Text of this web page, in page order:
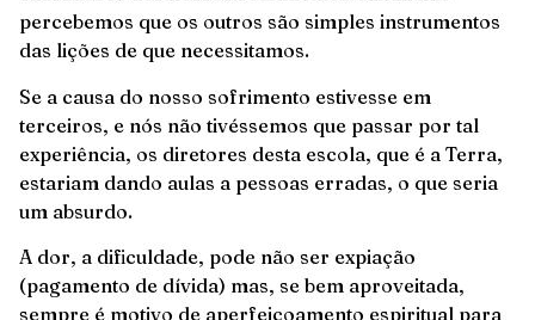
percebemos que os outros são simples instrumentos
das lições de que necessitamos.
Se a causa do nosso sofrimento estivesse em
terceiros, e nós não tivéssemos que passar por tal
experiência, os diretores desta escola, que é a Terra,
estariam dando aulas a pessoas erradas, o que seria
um absurdo.
A dor, a dificuldade, pode não ser expiação
(pagamento de dívida) mas, se bem aproveitada,
sempre é motivo de aperfeiçoamento espiritual para